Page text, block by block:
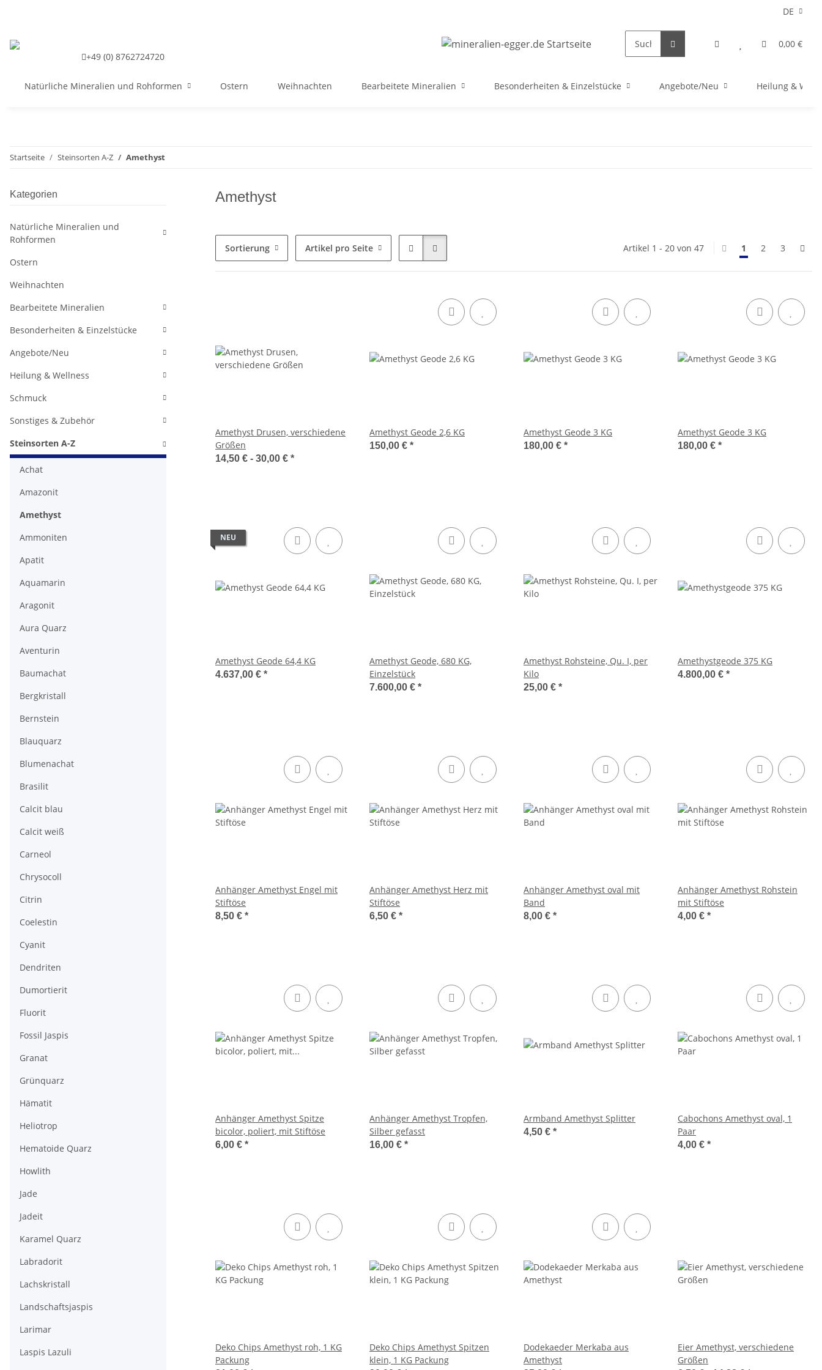
DE
+49 (0) 8762724720
0,00 €
Natürliche Mineralien und Rohformen Ostern Weihnachten Bearbeitete Mineralien Besonderheiten & Einzelstücke Angebote/Neu Heilung &
Startseite Steinsorten A-Z Amethyst
Amethyst
Sortierung Artikel pro Seite Artikel 1 - 20 von 47 1 2 3
Amethyst Drusen, verschiedene
Größen
14,50 € - 30,00 € *
Amethyst Geode 2,6 KG
150,00 € *
Amethyst Geode 3 KG
180,00 € *
Amethyst Geode 3 KG
180,00 € *
NEU
Amethyst Geode 64,4 KG
4.637,00 € *
Amethyst Geode, 680 KG,
Einzelstück
7.600,00 € *
Amethyst Rohsteine, Qu. I, per
Kilo
25,00 € *
Amethystgeode 375 KG
4.800,00 € *
Anhänger Amethyst Engel mit
Stiftöse
8,50 € *
Anhänger Amethyst Herz mit
Stiftöse
6,50 € *
Anhänger Amethyst oval mit
Band
8,00 € *
Anhänger Amethyst Rohstein
mit Stiftöse
4,00 € *
Anhänger Amethyst Spitze
bicolor, poliert, mit Stiftöse
6,00 € *
Anhänger Amethyst Tropfen,
Silber gefasst
16,00 € *
Armband Amethyst Splitter
4,50 € *
Cabochons Amethyst oval, 1
Paar
4,00 € *
Deko Chips Amethyst roh, 1 KG
Packung
Deko Chips Amethyst Spitzen
klein, 1 KG Packung
Dodekaeder Merkaba aus
Amethyst
Eier Amethyst, verschiedene
Größen
Kategorien
Natürliche Mineralien und
Rohformen
Ostern
Weihnachten
Bearbeitete Mineralien
Besonderheiten & Einzelstücke
Angebote/Neu
Heilung & Wellness
Schmuck
Sonstiges & Zubehör
Steinsorten A-Z
Achat
Amazonit
Amethyst
Ammoniten
Apatit
Aquamarin
Aragonit
Aura Quarz
Aventurin
Baumachat
Bergkristall
Bernstein
Blauquarz
Blumenachat
Brasilit
Calcit blau
Calcit weiß
Carneol
Chrysocoll
Citrin
Coelestin
Cyanit
Dendriten
Dumortierit
Fluorit
Fossil Jaspis
Granat
Grünquarz
Hämatit
Heliotrop
Hematoide Quarz
Howlith
Jade
Jadeit
Karamel Quarz
Labradorit
Lachskristall
Landschaftsjaspis
Larimar
Laspis Lazuli